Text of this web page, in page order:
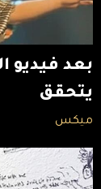
بعد فيديو
يتحقق
ميكس